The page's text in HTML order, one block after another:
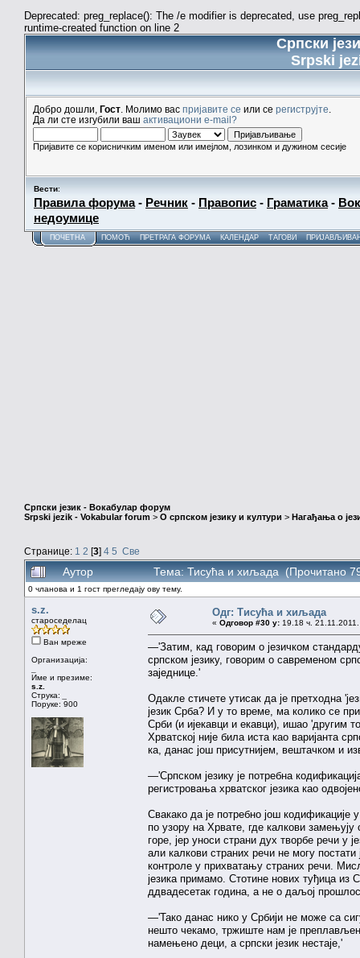
Deprecated: preg_replace(): The /e modifier is deprecated, use
runtime-created function on line 2
Српски
Srpski
Добро дошли, Гост . Молимо вас пријавите се или се региструјте
Да ли сте изгубили ваш активациони e-mail?
Пријавите се корисничким именом или имејлом, лозинком и дужином сесије
Вести:
Правила форума- Речник - Правопис - Граматика-
недоумице
ПОЧЕТНА ПОМОЋ ПРЕТРАГА ФОРУМА КАЛЕНДАР ТАГОВИ
Српски језик - Вокабулар форум
Srpski jezik - Vokabular forum > О српском језику и култури > Нагађања о
Странице: 1 2 [3] 4 5 Све
Аутор Тема: Тисућа и хиљада (Прочитано
0 чланова и 1 гост прегледају ову тему.
s.z.
староседелац
Ван мреже
Организација:
Име и презиме:
s.z.
Струка:
Поруке: 900
Одг: Тисућа и хиљада
« Одговор #30 у: 19.18 ч.
—'Затим, кад говорим о језичком
српском језику, говорим о савременом
заједнице.'
Одакле стичете утисак да је претходна
језик Срба? И у то време, ма колико се
Срби (и ијекавци и екавци), ишао 'другим
Хрватској није била иста као варијанта
ка, данас још присутнијем, вештачком и
—'Српском језику је потребна
регистровања хрватског језика као
Свакако да је потребно још
по узору на Хрвате, где калкови
горе, јер уноси страни дух творбе речи у
али калкови страних речи не могу
контроле у прихватању страних речи.
језика примамо. Стотине нових туђица
ддвадесетак година, а не о даљој
—'Тако данас нико у Србији не може са
нешто чекамо, тржиште нам је
намењено деци, а српски језик нестаје,'